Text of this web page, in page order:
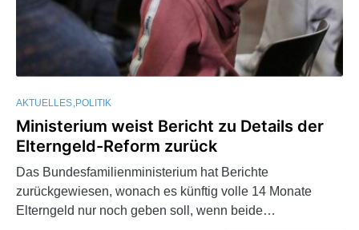
AKTUELLES POLITIK
Ministerium weist Bericht zu Details der
Elterngeld-Reform zurück
Das Bundesfamilienministerium hat Berichte
zurückgewiesen, wonach es künftig volle 14 Monate
Elterngeld nur noch geben soll, wenn beide…